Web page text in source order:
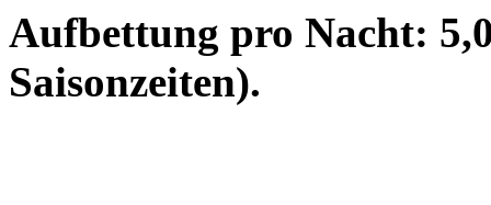
Aufbettung pro Nacht:
Saisonzeiten).